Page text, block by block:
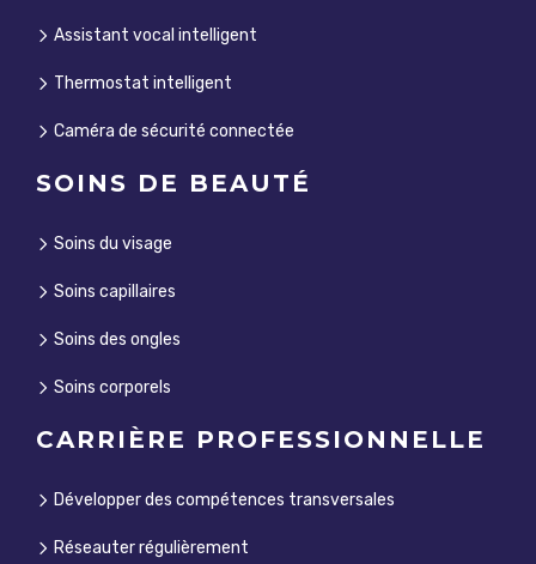
Assistant vocal intelligent
Thermostat intelligent
Caméra de sécurité connectée
SOINS DE BEAUTÉ
Soins du visage
Soins capillaires
Soins des ongles
Soins corporels
CARRIÈRE PROFESSIONNELLE
Développer des compétences transversales
Réseauter régulièrement